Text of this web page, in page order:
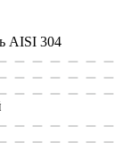
AISI 304